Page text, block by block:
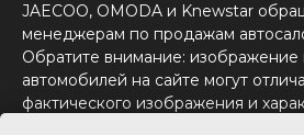
JAECOO, OMODA и Knewstar
менеджерам по продажам
Обратите внимание: изображение
автомобилей на сайте могут
фактического изображения и